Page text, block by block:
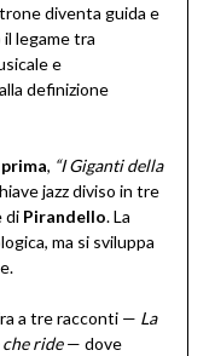
diventa guida e
legame tra
e
definizione
prima, “I Giganti della
jazz diviso in tre
di Pirandello. La
ma si sviluppa
a tre racconti — La
che ride— dove